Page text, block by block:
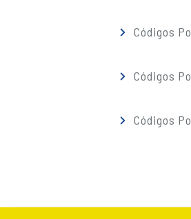
Códigos
Códigos
Códigos